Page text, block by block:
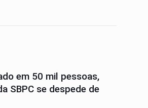
em 50 mil pessoas,
SBPC se despede de